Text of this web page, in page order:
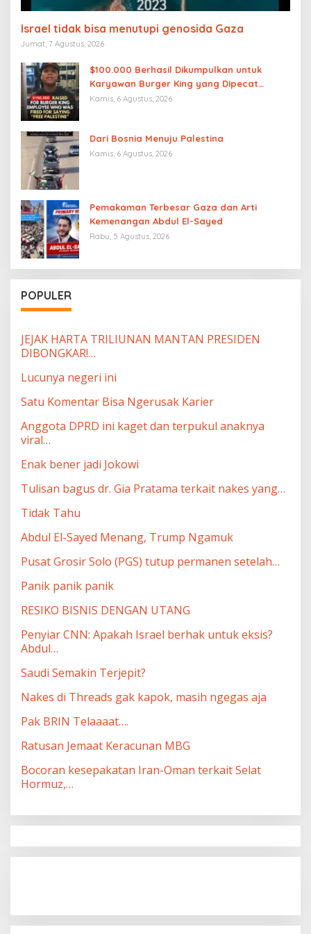
Israel tidak bisa menutupi genosida Gaza
Jumat, 7 Agustus, 2026
$100.000 Berhasil Dikumpulkan untuk
Karyawan Burger King yang Dipecat
karena Mengucapkan “Free Palestine”
Kamis, 6 Agustus, 2026
Dari Bosnia Menuju Palestina
Kamis, 6 Agustus, 2026
Pemakaman Terbesar Gaza dan Arti
Kemenangan Abdul El-Sayed
Rabu, 5 Agustus, 2026
POPULER
JEJAK HARTA TRILIUNAN MANTAN PRESIDEN
DIBONGKAR!…
Lucunya negeri ini
Satu Komentar Bisa Ngerusak Karier
Anggota DPRD ini kaget dan terpukul anaknya
viral…
Enak bener jadi Jokowi
Tulisan bagus dr. Gia Pratama terkait nakes yang…
Tidak Tahu
Abdul El-Sayed Menang, Trump Ngamuk
Pusat Grosir Solo (PGS) tutup permanen setelah…
Panik panik panik
RESIKO BISNIS DENGAN UTANG
Penyiar CNN: Apakah Israel berhak untuk eksis?
Abdul…
Saudi Semakin Terjepit?
Nakes di Threads gak kapok, masih ngegas aja
Pak BRIN Telaaaat….
Ratusan Jemaat Keracunan MBG
Bocoran kesepakatan Iran-Oman terkait Selat
Hormuz,…